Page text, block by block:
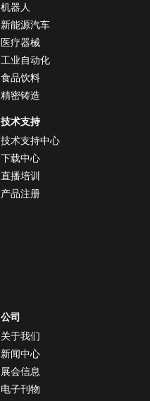
机器人
新能源汽车
医疗器械
工业自动化
食品饮料
精密铸造
技术支持
技术支持中心
下载中心
直播培训
产品注册
公司
关于我们
新闻中心
展会信息
电子刊物